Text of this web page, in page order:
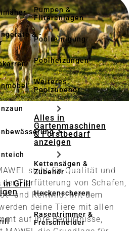
& -
in Grill
Pumpen &
Filteranlagen
Poolreinigung
Poolheizungen
Weiteres
Poolzubehör
Alles in
Gartenmaschinen
& Forstbedarf
anzeigen
Kettensägen &
Zubehör
Heckenscheren
Rasentrimmer &
Freischneider
steht für Qualität und
Tierfütterung von Schafen,
und Rehwild. Mit dem
deine Tiere mit allen
auf ihre Bedürfnisse,